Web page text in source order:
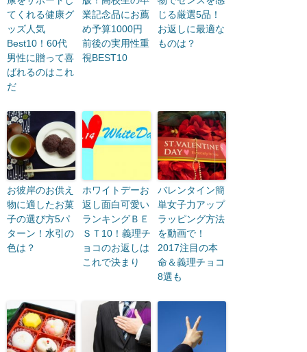
てくれる健康グ
ッズ人気
Best10！60代
男性に贈って喜
ばれるのはこれ
だ
業記念品にお薦
め予算1000円
前後の実用性重
視BEST10
じる厳選5品！
お返しに最適な
ものは？
お彼岸のお供え
物に適したお菓
子の選び方5パ
ターン！水引の
色は？
ホワイトデーお
返し面白可愛い
ランキングＢＥ
ＳＴ10！義理チ
ョコのお返しは
これで決まり
バレンタイン簡
単女子力アップ
ラッピング方法
を動画で！
2017注目の本
命＆義理チョコ
8選も